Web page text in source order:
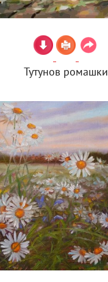
Тутунов ромашки